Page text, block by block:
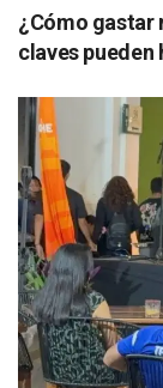
¿Cómo gastar
claves pueden